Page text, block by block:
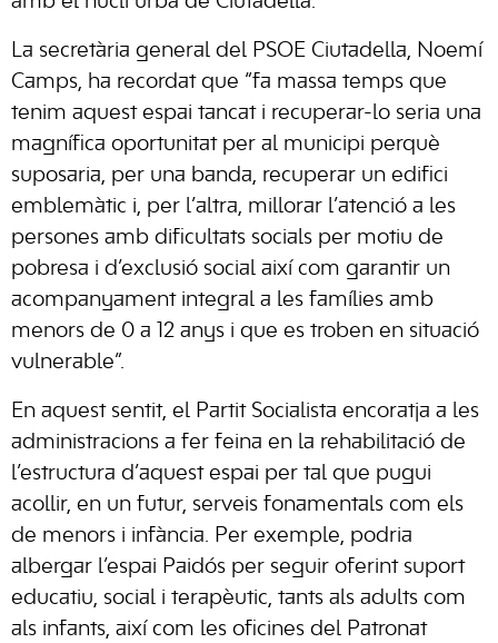
La secretària general del PSOE Ciutadella, Noemí
Camps, ha recordat que “fa massa temps que
tenim aquest espai tancat i recuperar-lo seria una
magnífica oportunitat per al municipi perquè
suposaria, per una banda, recuperar un edifici
emblemàtic i, per l’altra, millorar l’atenció a les
persones amb dificultats socials per motiu de
pobresa i d’exclusió social així com garantir un
acompanyament integral a les famílies amb
menors de 0 a 12 anys i que es troben en situació
vulnerable”.
En aquest sentit, el Partit Socialista encoratja a les
administracions a fer feina en la rehabilitació de
l’estructura d’aquest espai per tal que pugui
acollir, en un futur, serveis fonamentals com els
de menors i infància. Per exemple, podria
albergar l’espai Paidós per seguir oferint suport
educatiu, social i terapèutic, tants als adults com
als infants, així com les oficines del Patronat